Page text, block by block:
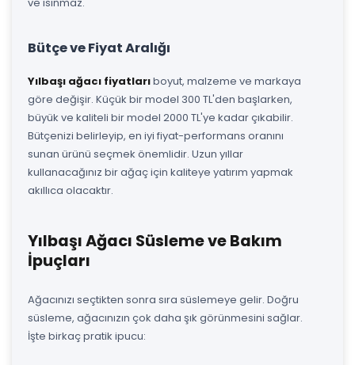
Bütçe ve Fiyat Aralığı
Yılbaşı ağacı fiyatlarıboyut, malzeme ve markaya
göre değişir. Küçük bir model 300 TL'den başlarken,
büyük ve kaliteli bir model 2000 TL'ye kadar çıkabilir.
Bütçenizi belirleyip, en iyi fiyat-performans oranını
sunan ürünü seçmek önemlidir. Uzun yıllar
kullanacağınız bir ağaç için kaliteye yatırım yapmak
akıllıca olacaktır.
Yılbaşı Ağacı Süsleme ve Bakım
İpuçları
Ağacınızı seçtikten sonra sıra süslemeye gelir. Doğru
süsleme, ağacınızın çok daha şık görünmesini sağlar.
İşte birkaç pratik ipucu: